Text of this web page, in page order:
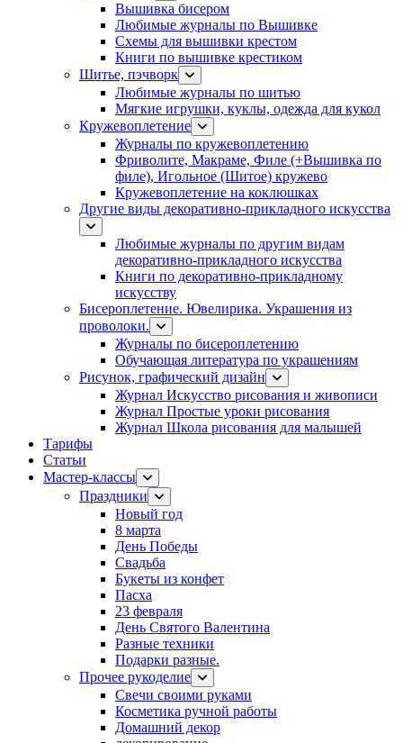
Вышивка бисером
Любимые журналы по Вышивке
Схемы для вышивки крестом
Книги по вышивке крестиком
Шитье, пэчворк
Любимые журналы по шитью
Мягкие игрушки, куклы, одежда для кукол
Кружевоплетение
Журналы по кружевоплетению
Фриволите, Макраме, Филе (+Вышивка по
филе), Игольное (Шитое) кружево
Кружевоплетение на коклюшках
Другие виды декоративно-прикладного искусства
Любимые журналы по другим видам
декоративно-прикладного искусства
Книги по декоративно-прикладному
искусству
Бисероплетение. Ювелирика. Украшения из
проволоки.
Журналы по бисероплетению
Обучающая литература по украшениям
Рисунок, графический дизайн
Журнал Искусство рисования и живописи
Журнал Простые уроки рисования
Журнал Школа рисования для малышей
Тарифы
Статьи
Мастер-классы
Праздники
Новый год
8 марта
День Победы
Свадьба
Букеты из конфет
Пасха
23 февраля
День Святого Валентина
Разные техники
Подарки разные.
Прочее рукоделие
Свечи своими руками
Косметика ручной работы
Домашний декор